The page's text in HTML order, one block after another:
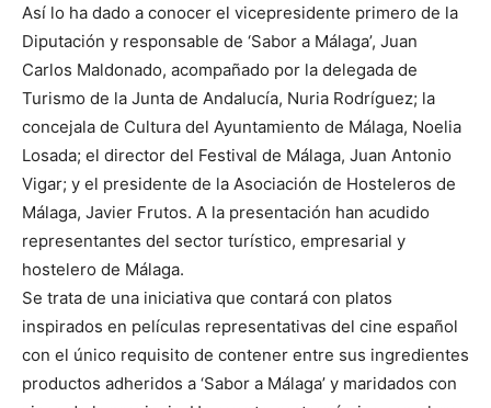
Así lo ha dado a conocer el vicepresidente primero de la
Diputación y responsable de ‘Sabor a Málaga’, Juan
Carlos Maldonado, acompañado por la delegada de
Turismo de la Junta de Andalucía, Nuria Rodríguez; la
concejala de Cultura del Ayuntamiento de Málaga, Noelia
Losada; el director del Festival de Málaga, Juan Antonio
Vigar; y el presidente de la Asociación de Hosteleros de
Málaga, Javier Frutos. A la presentación han acudido
representantes del sector turístico, empresarial y
hostelero de Málaga.
Se trata de una iniciativa que contará con platos
inspirados en películas representativas del cine español
con el único requisito de contener entre sus ingredientes
productos adheridos a ‘Sabor a Málaga’ y maridados con